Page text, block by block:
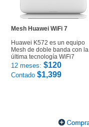
Mesh Huawei WiFi 7
Huawei K572 es un equipo
Mesh de doble banda con la
última tecnología WiFi7
12 meses: $120
Contado $1,399